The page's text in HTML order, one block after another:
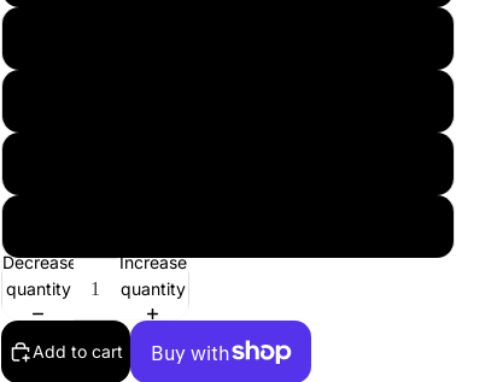
Decrease
quantity
Increase
quantity
Add to cart